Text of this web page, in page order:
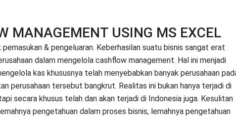
MANAGEMENT USING MS EXCEL
& pengeluaran. Keberhasilan suatu bisnis sangat erat
dalam mengelola cashflow management. Hal ini menjadi
kas khususnya telah menyebabkan banyak perusahaan
perusahaan tersebut bangkrut. Realitas ini bukan hanya terjadi di
secara khusus telah dan akan terjadi di Indonesia juga. Kesulitan
pengetahuan dalam proses bisnis, lemahnya pengetahuan